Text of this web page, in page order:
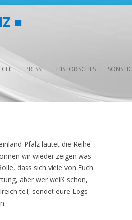
■
Zum
Inhalt
springen
PRESSE
INFORMATIONEN FÜR DIE PRESSE
HISTORISCHES
75 JAHRE LAND RHEINLAND-
(2022)
MITTELWELLEN-GRUPPE
60 JAHRE ORTSVERBAND
FOTOALBUM
Pfalz läutet die Reihe
wir wieder zeigen was
dass sich viele von Euch
aber wer weiß schon,
teil, sendet eure Logs